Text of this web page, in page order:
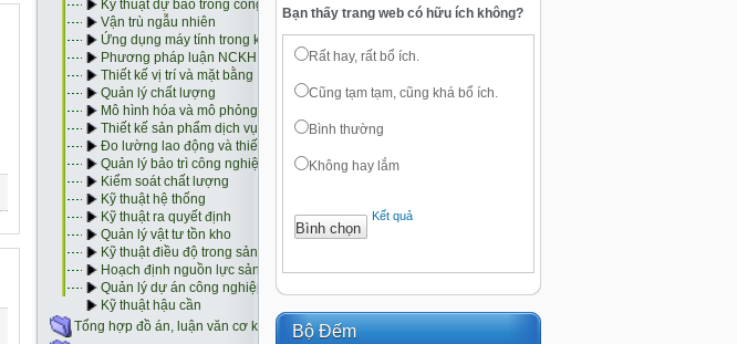
Bạn thấy trang web có hữu ích không?
Rất hay, rất bổ ích.
Cũng tạm tạm, cũng khá bổ ích.
Bình thường
Không hay lắm
Kết quả
Bộ Đếm